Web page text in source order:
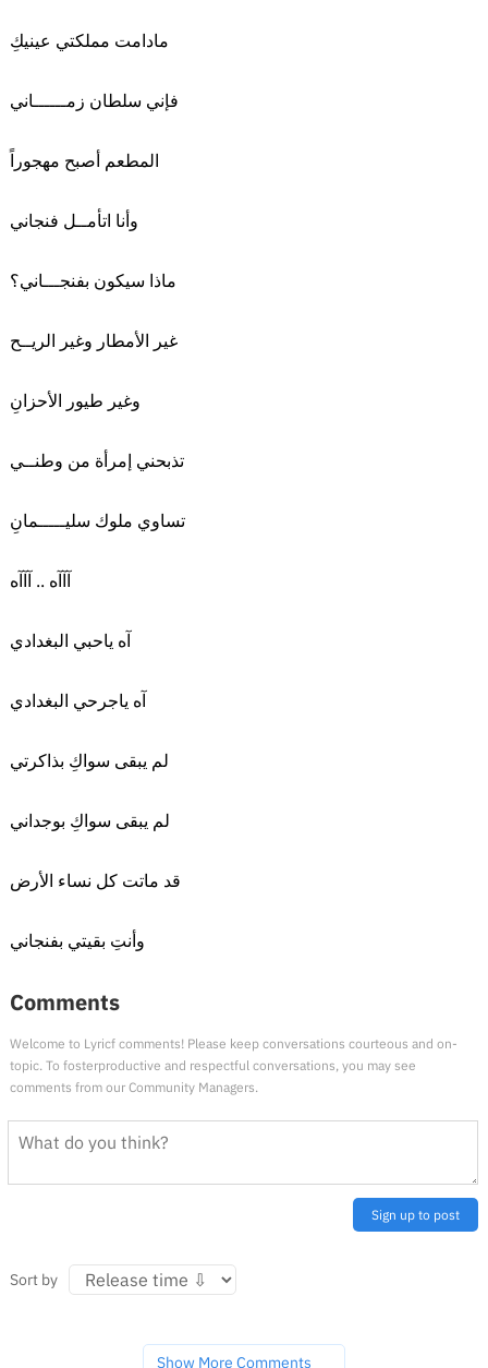
مادامت مملكتي عينيكِ
فإني سلطان زمــــــاني
المطعم أصبح مهجوراً
وأنا اتأمــل فنجاني
ماذا سيكون بفنجـــاني؟
غير الأمطار وغير الريــح
وغير طيور الأحزانِ
تذبحني إمرأة من وطنــي
تساوي ملوك سليـــــمانِ
آآآه .. آآآه
آه ياحبي البغدادي
آه ياجرحي البغدادي
لم يبقى سواكِ بذاكرتي
لم يبقى سواكِ بوجداني
قد ماتت كل نساء الأرض
وأنتِ بقيتي بفنجاني
Comments
Welcome to Lyricf comments! Please keep conversations courteous and on-
topic. To fosterproductive and respectful conversations, you may see
comments from our Community Managers.
Sign up to post
Sort by
Show More Comments